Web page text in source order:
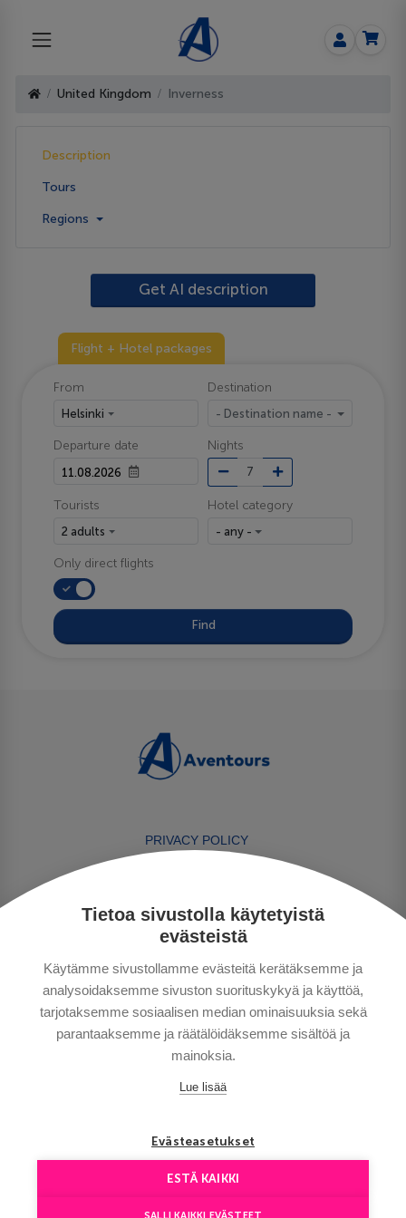
Tietoa sivustolla käytetyistä
evästeistä
Käytämme sivustollamme evästeitä kerätäksemme ja
analysoidaksemme sivuston suorituskykyä ja käyttöä,
tarjotaksemme sosiaalisen median ominaisuuksia sekä
parantaaksemme ja räätälöidäksemme sisältöä ja
mainoksia.
Lue lisää
Evästeasetukset
ESTÄ KAIKKI
United Kingdom Inverness
Description
Tours
Regions
Get AI description
Flight + Hotel packages
From
Helsinki
Destination
- Destination name -
Departure date Nights
Tourists
2 adults
Hotel category
- any -
Only direct flights
Find
PRIVACY POLICY
GOOD TO KNOW